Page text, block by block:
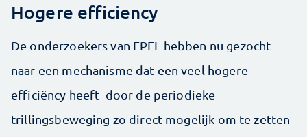
Hogere efficiency
De onderzoekers van EPFL hebben nu gezocht
naar een mechanisme dat een veel hogere
efficiëncy heeft door de periodieke
trillingsbeweging zo direct mogelijk om te zetten